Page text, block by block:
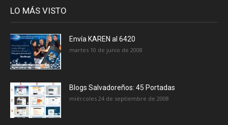
LO MÁS VISTO
Envía KAREN al 6420
martes 10 de junio de 2008
Blogs Salvadoreños: 45 Portadas
miércoles 24 de septiembre de 2008